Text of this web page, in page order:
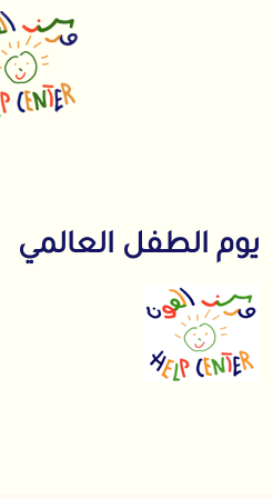
يوم الطفل العالمي